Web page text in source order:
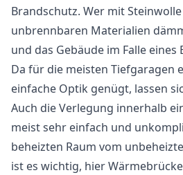
Brandschutz. Wer mit
unbrennbaren Materialien
und das Gebäude im Falle eines
Da für die meisten Tiefgaragen
einfache Optik genügt, lassen
Auch die Verlegung innerhalb
meist sehr einfach und
beheizten Raum vom
ist es wichtig, hier